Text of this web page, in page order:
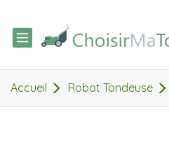
TOGGLE
NAVIGATION
Accueil Robot Tondeuse